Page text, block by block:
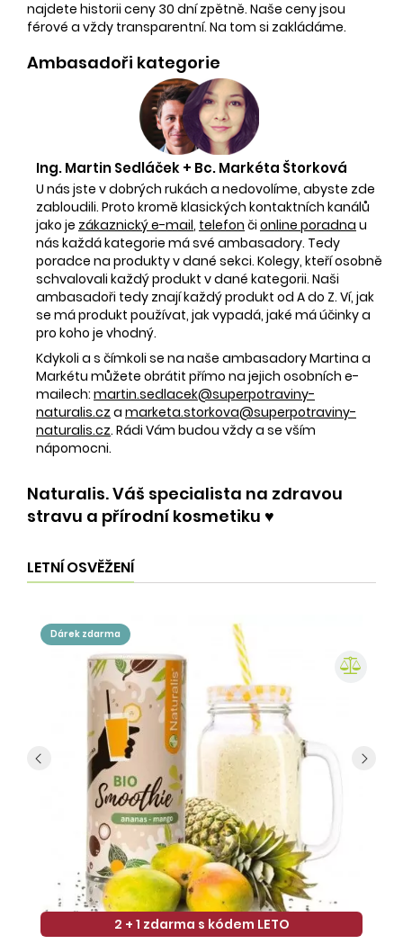
najdete historii ceny 30 dní zpětně. Naše ceny jsou
férové a vždy transparentní. Na tom si zakládáme.
Ambasadoři kategorie
Ing. Martin Sedláček + Bc. Markéta Štorková
U nás jste v dobrých rukách a nedovolíme, abyste zde
zabloudili. Proto kromě klasických kontaktních kanálů
jako je zákaznický e-mail, telefon či online poradna u
nás každá kategorie má své ambasadory. Tedy
poradce na produkty v dané sekci. Kolegy, kteří osobně
schvalovali každý produkt v dané kategorii. Naši
ambasadoři tedy znají každý produkt od A do Z. Ví, jak
se má produkt používat, jak vypadá, jaké má účinky a
pro koho je vhodný.
Kdykoli a s čímkoli se na naše ambasadory Martina a
Markétu můžete obrátit přímo na jejich osobních e-
mailech: martin.sedlacek@superpotraviny-
naturalis.cz a marketa.storkova@superpotraviny-
naturalis.cz. Rádi Vám budou vždy a se vším
nápomocni.
Naturalis. Váš specialista na zdravou
stravu a přírodní kosmetiku ♥️
LETNÍ OSVĚŽENÍ
dárek zdarma
2 + 1 zdarma s kódem LETO